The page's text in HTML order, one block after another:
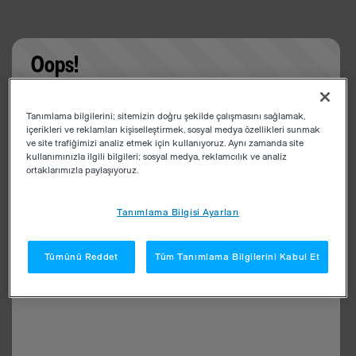
Oops!
app
Tanımlama bilgilerini; sitemizin doğru şekilde çalışmasını sağlamak,
içerikleri ve reklamları kişiselleştirmek, sosyal medya özellikleri sunmak
ve site trafiğimizi analiz etmek için kullanıyoruz. Aynı zamanda site
kullanımınızla ilgili bilgileri; sosyal medya, reklamcılık ve analiz
ortaklarımızla paylaşıyoruz.
Tanımlama Bilgisi Ayarları
Tümünü Reddet Tüm Tanımlama Bilgilerini Kabul Et